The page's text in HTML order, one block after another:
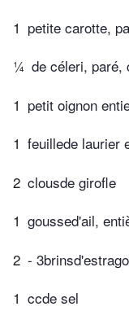
1 petite carotte,
¼ de céleri, paré,
1 petit oignon
1 feuillede laurier
2 clousde girofle
1 goussed'ail,
2 -
1 ccde sel